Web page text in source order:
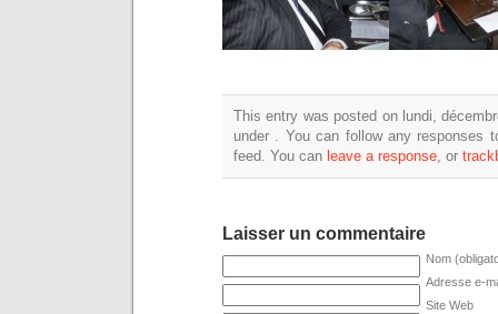
This entry was posted on lundi,
under . You can follow any responses
feed. You can leave a response, or
Laisser un commentaire
Nom
Adresse e-
Site Web